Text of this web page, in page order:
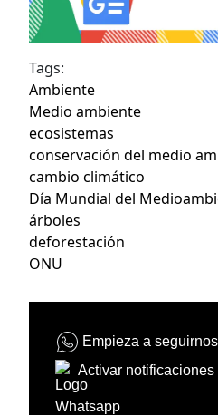
Tags:
Ambiente
Medio ambiente
ecosistemas
conservación del medio
cambio climático
Día Mundial del
árboles
deforestación
ONU
Empieza a
Activar notificaciones